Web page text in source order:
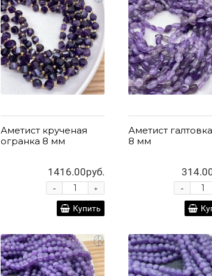
Аметист крученая
огранка 8 мм
1416.00руб.
+
-
Купить
Аметист
8 мм
-